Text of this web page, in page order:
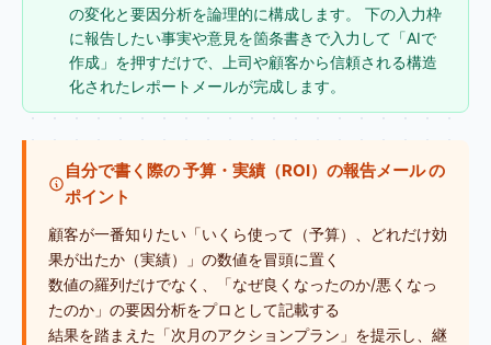
の変化と要因分析を論理的に構成します。 下の入力枠
に報告したい事実や意見を箇条書きで入力して「AIで
作成」を押すだけで、上司や顧客から信頼される構造
化されたレポートメールが完成します。
自分で書く際の 予算・実績（ROI）の報告メール の
ポイント
顧客が一番知りたい「いくら使って（予算）、どれだけ効
果が出たか（実績）」の数値を冒頭に置く
数値の羅列だけでなく、「なぜ良くなったのか/悪くなっ
たのか」の要因分析をプロとして記載する
結果を踏まえた「次月のアクションプラン」を提示し、継